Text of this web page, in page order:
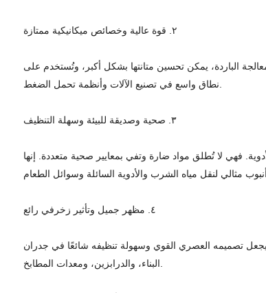
٢. قوة عالية وخصائص ميكانيكية ممتازة
أو الكسر. بعد المعالجة الباردة، يمكن تحسين متانتها بشكل أكبر، وتُستخدم على
٣. صحية وصديقة للبيئة وسهلة التنظيف
في صناعات تجهيز الأغذية والأدوية. فهي لا تُطلق مواد ضارة وتفي بمعايير صحية متعددة. إنها
٤. مظهر جميل وتأثير زخرفي رائع
المكشوفة. يجعل تصميمه العصري القوي وسهولة تنظيفه شائعًا في جدران